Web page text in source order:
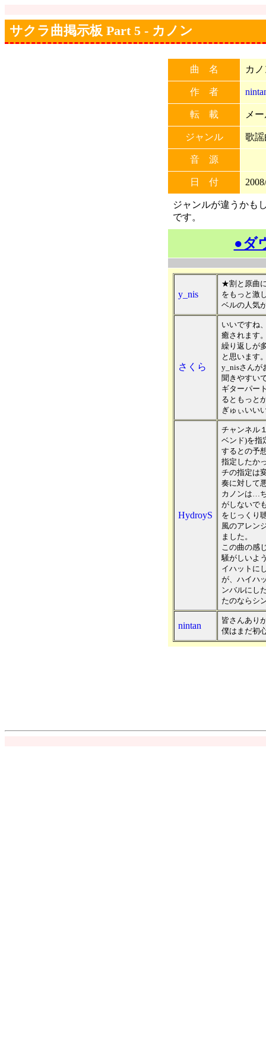
サクラ曲掲示板 Part 5 - カノン
曲 名 カ
作 者
転 載 メ
ジャンル 歌
音 源
日 付
ジャンルが違うかも
です。
●ダ
y_nis
★割と原曲
をもっと激
ベルの人気
さくら
いいですね
癒されます
繰り返しが
と思います
y_nisさんが
聞きやすい
ギターパー
るともっと
ぎゅぃいい
HydroyS
チャンネル
ベンド)を指
するとの予
指定したか
チの指定は
奏に対して
カノンは…
がしないで
をじっくり
風のアレン
ました。
この曲の感
騒がしいよ
イハットに
が、ハイハ
ンバルにし
たのならシ
nintan
皆さんあり
僕はまだ初